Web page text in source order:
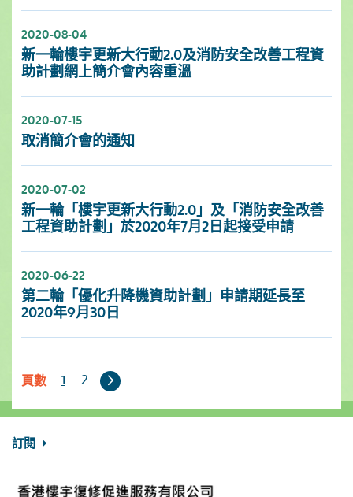
2020-08-04
新一輪樓宇更新大行動2.0及消防安全改善工程資
助計劃網上簡介會內容重溫
2020-07-15
取消簡介會的通知
2020-07-02
新一輪「樓宇更新大行動2.0」及「消防安全改善
工程資助計劃」於2020年7月2日起接受申請
2020-06-22
第二輪「優化升降機資助計劃」申請期延長至
2020年9月30日
頁數 1 2
下
頁
訂閱